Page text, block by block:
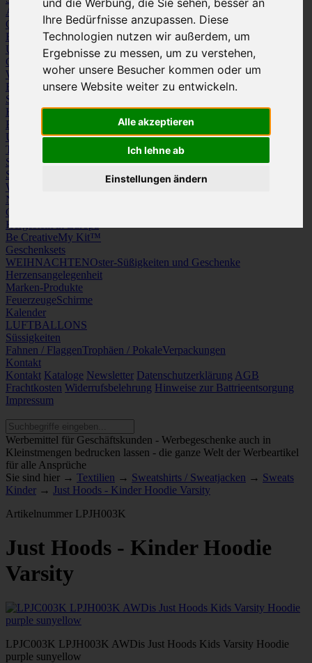
Ihre Bedürfnisse anzupassen. Diese
Technologien nutzen wir außerdem, um
Ergebnisse zu messen, um zu verstehen,
woher unsere Besucher kommen oder um
unsere Website weiter zu entwickeln.
Alle akzeptieren
Ich lehne ab
Einstellungen ändern
Arbeitskleidung
Krawatten und Tücher
Caps
Mützen und Schals
FrottierwareKissen & Tischwäsche
UnderwearStrümpfe / Socken
Gürtel
Schuhe
Werbeartikel
Büro
SchreibgeräteMedien
Schlüsselanhänger & Chiphalter
HaushaltTassen, Gläser, Kannen, BecherWerkzeuge & Messer
Freizeit, Reisen, Outdoor
Strand & Camping
Uhren
Licht & Optik
Taschen
Rucksäcke
Schlüsseletuis & Brieftaschen
Spiele
Weitere Kategorien
News & Evergreens
Grüne Welle
Hergestellt in Europa
Be CreativeMy Kit™
Geschenksets
WEIHNACHTENOster-Süßigkeiten und Geschenke
Herzensangelegenheit
Marken-Produkte
FeuerzeugeSchirme
Kalender
LUFTBALLONS
Süssigkeiten
Fahnen / FlaggenTrophäen / PokaleVerpackungen
Kontakt
Kontakt Kataloge Newsletter Datenschutzerklärung AGB
Frachtkosten Widerrufsbelehrung Hinweise zur Battrieentsorgung
Impressum
Werbemittel für Geschäftskunden - Werbegeschenke auch in
Kleinstmengen bedrucken lassen - die ganze Welt der Werbeartikel
für alle Ansprüche
Sie sind hier → Textilien → Sweatshirts / Sweatjacken → Sweats
Kinder → Just Hoods - Kinder Hoodie Varsity
Artikelnummer LPJH003K
Just Hoods - Kinder Hoodie
Varsity
LPJC003K LPJH003K AWDis Just Hoods Kids Varsity Hoodie
purple sunyellow